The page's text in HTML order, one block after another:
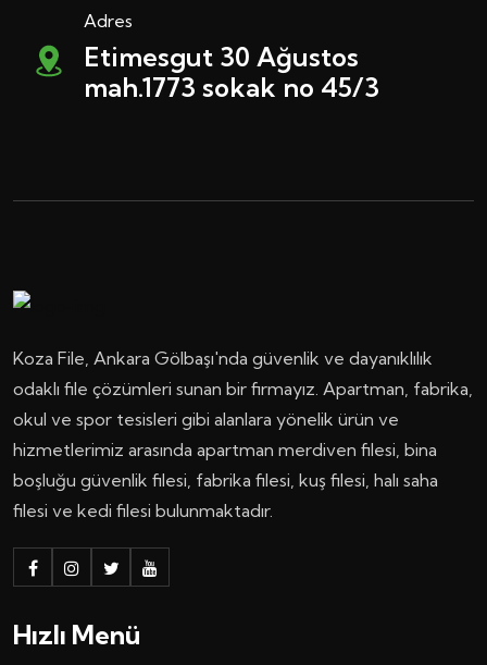
Adres
Etimesgut 30 Ağustos
mah.1773 sokak no 45/3
Koza File, Ankara Gölbaşı'nda güvenlik ve dayanıklılık
odaklı file çözümleri sunan bir firmayız. Apartman, fabrika,
okul ve spor tesisleri gibi alanlara yönelik ürün ve
hizmetlerimiz arasında apartman merdiven filesi, bina
boşluğu güvenlik filesi, fabrika filesi, kuş filesi, halı saha
filesi ve kedi filesi bulunmaktadır.
Hızlı Menü